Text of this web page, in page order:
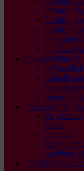
ქსელური
კვების
აუდიო სისტემა
ციფრული
კონსოლები |
PlayStation
Xbox
Nintendo
VR
გეიმინგ
ელექტრო